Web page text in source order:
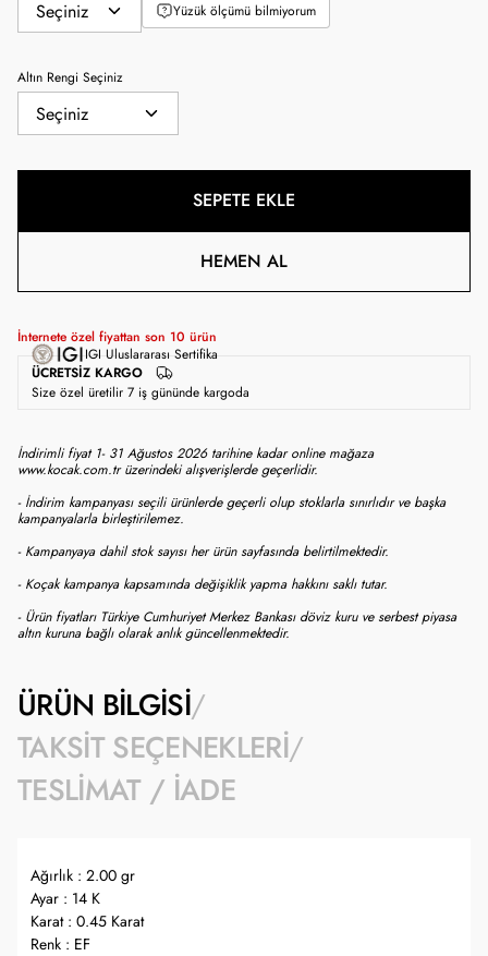
Yüzük ölçümü bilmiyorum
Altın Rengi Seçiniz
SEPETE EKLE
HEMEN AL
İnternete özel fiyattan son 10 ürün
ÜCRETSIZ KARGO
IGI Uluslararası Sertifika
Size özel üretilir 7 iş gününde kargoda
İndirimli fiyat 1- 31 Ağustos 2026 tarihine kadar online mağaza
www.kocak.com.tr üzerindeki alışverişlerde geçerlidir.
- İndirim kampanyası seçili ürünlerde geçerli olup stoklarla sınırlıdır ve başka
kampanyalarla birleştirilemez.
- Kampanyaya dahil stok sayısı her ürün sayfasında belirtilmektedir.
- Koçak kampanya kapsamında değişiklik yapma hakkını saklı tutar.
- Ürün fiyatları Türkiye Cumhuriyet Merkez Bankası döviz kuru ve serbest piyasa
altın kuruna bağlı olarak anlık güncellenmektedir.
ÜRÜN BILGISI
TAKSIT SEÇENEKLERI
TESLIMAT / İADE
Ağırlık : 2.00 gr
Ayar : 14 K
Karat : 0.45 Karat
Renk : EF